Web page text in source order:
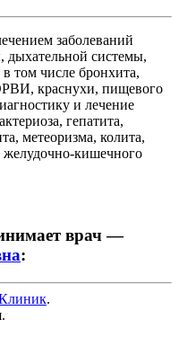
заболеваний
дыхательной системы,
том числе бронхита,
краснухи, пищевого
и лечение
гепатита,
метеоризма, колита,
желудочно-кишечного
врач —
:
.
.